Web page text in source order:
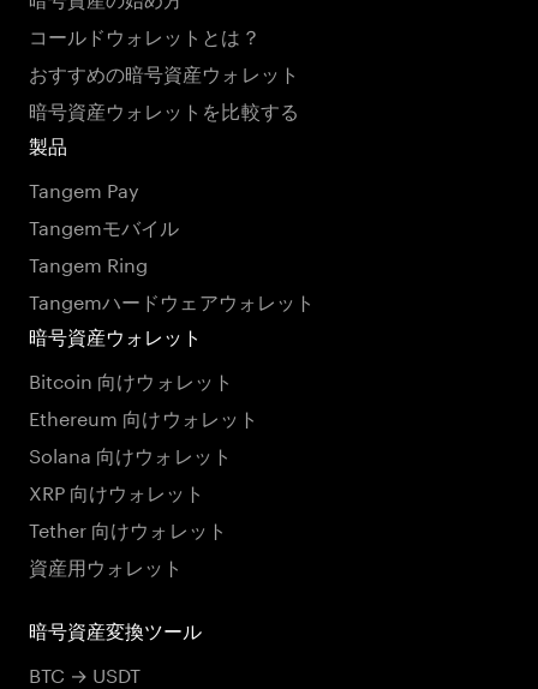
コールドウォレットとは？
おすすめの暗号資産ウォレット
暗号資産ウォレットを比較する
製品
Tangem Pay
Tangemモバイル
Tangem Ring
Tangemハードウェアウォレット
暗号資産ウォレット
Bitcoin 向けウォレット
Ethereum 向けウォレット
Solana 向けウォレット
XRP 向けウォレット
Tether 向けウォレット
資産用ウォレット
暗号資産変換ツール
BTC → USDT